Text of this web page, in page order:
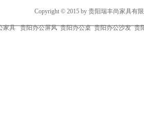
Copyright © 2015 by 贵阳瑞丰尚家具有
家具 贵阳办公屏风 贵阳办公桌 贵阳办公沙发